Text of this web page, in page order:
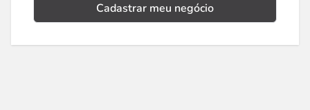
Cadastrar meu negócio